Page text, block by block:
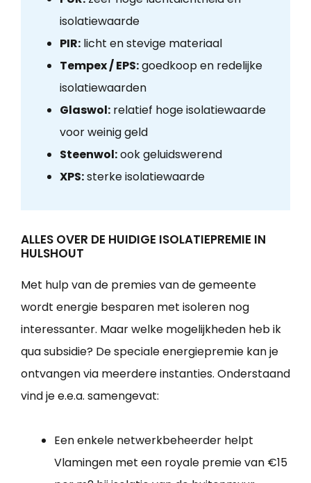
isolatiewaarde
PIR:licht en stevige materiaal
Tempex / EPS:goedkoop en redelijke
isolatiewaarden
Glaswol:relatief hoge isolatiewaarde
voor weinig geld
Steenwol:ook geluidswerend
XPS:sterke isolatiewaarde
ALLES OVER DE HUIDIGE ISOLATIEPREMIE IN
HULSHOUT
Met hulp van de premies van de gemeente
wordt energie besparen met isoleren nog
interessanter. Maar welke mogelijkheden heb ik
qua subsidie? De speciale energiepremie kan je
ontvangen via meerdere instanties. Onderstaand
vind je e.e.a. samengevat:
Een enkele netwerkbeheerder helpt
Vlamingen met een royale premie van €15